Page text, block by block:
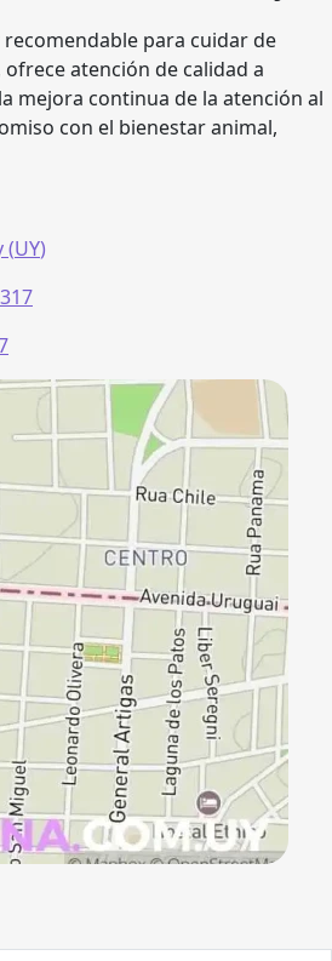
para cuidar de
atención de calidad a
mejora continua de la atención al
con el bienestar animal,
(UY)